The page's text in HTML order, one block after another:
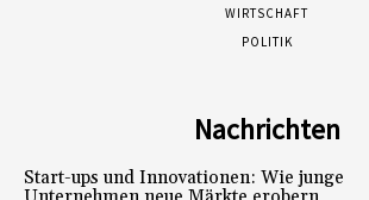
WIRTSCHAFT
POLITIK
Nachrichten
Start-ups und Innovationen: Wie junge